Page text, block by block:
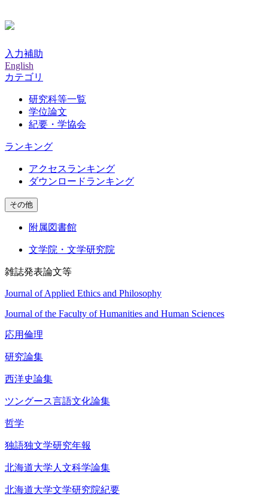
入力補助
English
カテゴリ
研究科等一覧
学位論文
紀要・学協会
ランキング
アクセスランキング
ダウンロードランキング
その他
附属図書館
文学院・文学研究院
雑誌発表論文等
Journal of Applied Ethics and Philosophy
Journal of the Faculty of Humanities and Human Sciences
応用倫理
研究論集
西洋史論集
ツングース言語文化論集
哲学
独語独文学研究年報
北海道大学人文科学論集
北海道大学文学研究院紀要